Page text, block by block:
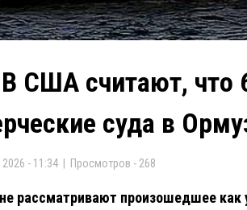
США считают, что
суда в
- 11:34 | Просмотров - 268
рассматривают произошедшее как